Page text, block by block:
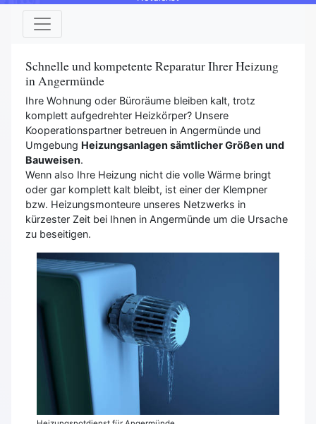
Schnelle und kompetente Reparatur Ihrer Heizung
in Angermünde
Ihre Wohnung oder Büroräume bleiben kalt, trotz
komplett aufgedrehter Heizkörper? Unsere
Kooperationspartner betreuen in Angermünde und
Umgebung Heizungsanlagen sämtlicher Größen und
Bauweisen.
Wenn also Ihre Heizung nicht die volle Wärme bringt
oder gar komplett kalt bleibt, ist einer der Klempner
bzw. Heizungsmonteure unseres Netzwerks in
kürzester Zeit bei Ihnen in Angermünde um die Ursache
zu beseitigen.